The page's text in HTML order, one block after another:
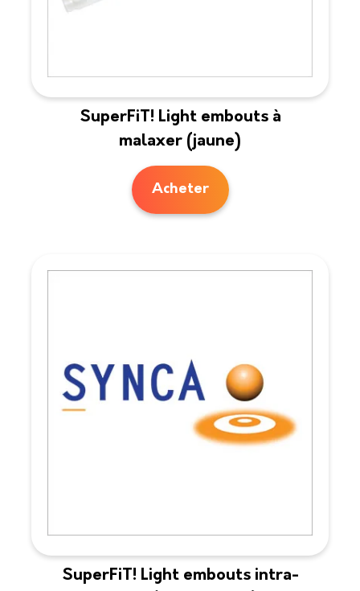
SuperFiT! Light embouts à
malaxer (jaune)
Acheter
SuperFiT! Light embouts intra-